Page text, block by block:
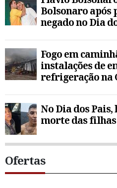
Bolsonaro após
negado no Dia
Fogo em
instalações de
refrigeração na
No Dia dos
morte das filhas
Ofertas